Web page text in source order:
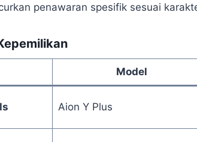
penawaran spesifik sesuai
Model
Aion Y Plus